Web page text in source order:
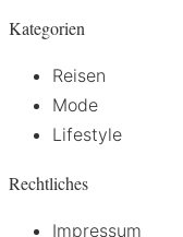
Kategorien
Reisen
Mode
Lifestyle
Rechtliches
Impressum